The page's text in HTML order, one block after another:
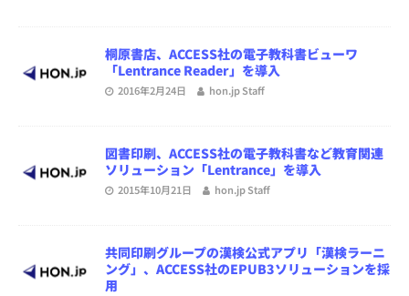
桐原書店、ACCESS社の電子教科書ビューワ
「Lentrance Reader」を導入
2016年2月24日 hon.jp Staff
図書印刷、ACCESS社の電子教科書など教育関連
ソリューション「Lentrance」を導入
2015年10月21日 hon.jp Staff
共同印刷グループの漢検公式アプリ「漢検ラーニ
ング」、ACCESS社のEPUB3ソリューションを採
用